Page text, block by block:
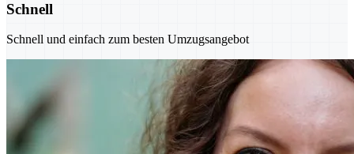
Schnell
Schnell und einfach zum besten Umzugsangebot